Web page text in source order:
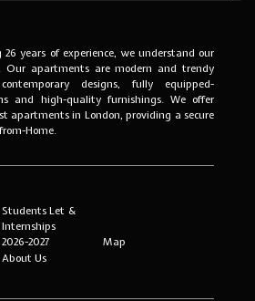
26 years of experience, we understand our
Our apartments are modern and trendy
designs, fully equipped-
and high-quality furnishings. We offer
apartments in London, providing a secure
Home.
Students Let &
Internships
2026-2027
Map
About Us